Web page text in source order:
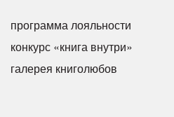
программа лояльности
конкурс «книга внутри»
галерея книголюбов